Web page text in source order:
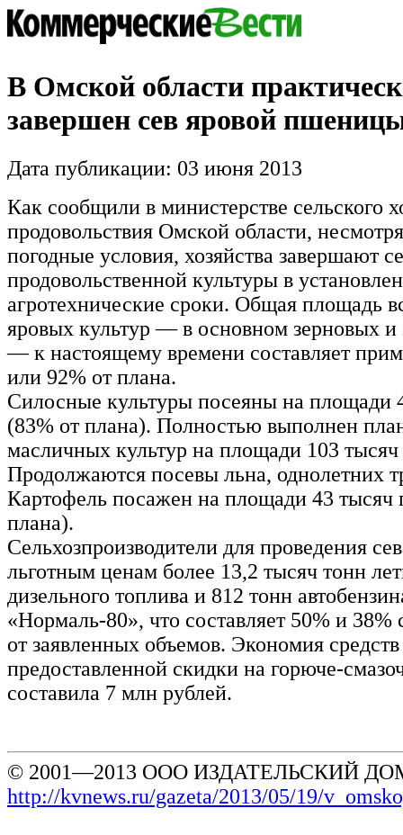
В Омской области
завершен сев яровой
Дата публикации: 03 июня 2013
Как сообщили в министерстве сельского
продовольствия Омской области,
погодные условия, хозяйства завершают
продовольственной культуры в
агротехнические сроки. Общая площадь
яровых культур — в основном зерновых и
— к настоящему времени составляет
или 92% от плана.
Силосные культуры посеяны на площади
(83% от плана). Полностью выполнен
масличных культур на площади 103 тысяч
Продолжаются посевы льна, однолетних
Картофель посажен на площади 43 тысяч
плана).
Сельхозпроизводители для проведения
льготным ценам более 13,2 тысяч тонн
дизельного топлива и 812 тонн
«Нормаль-80», что составляет 50% и 38%
от заявленных объемов. Экономия средств
предоставленной скидки на горюче-
составила 7 млн рублей.
© 2001—2013 ООО ИЗДАТЕЛЬСКИЙ
http://kvnews.ru/gazeta/2013/05/19/